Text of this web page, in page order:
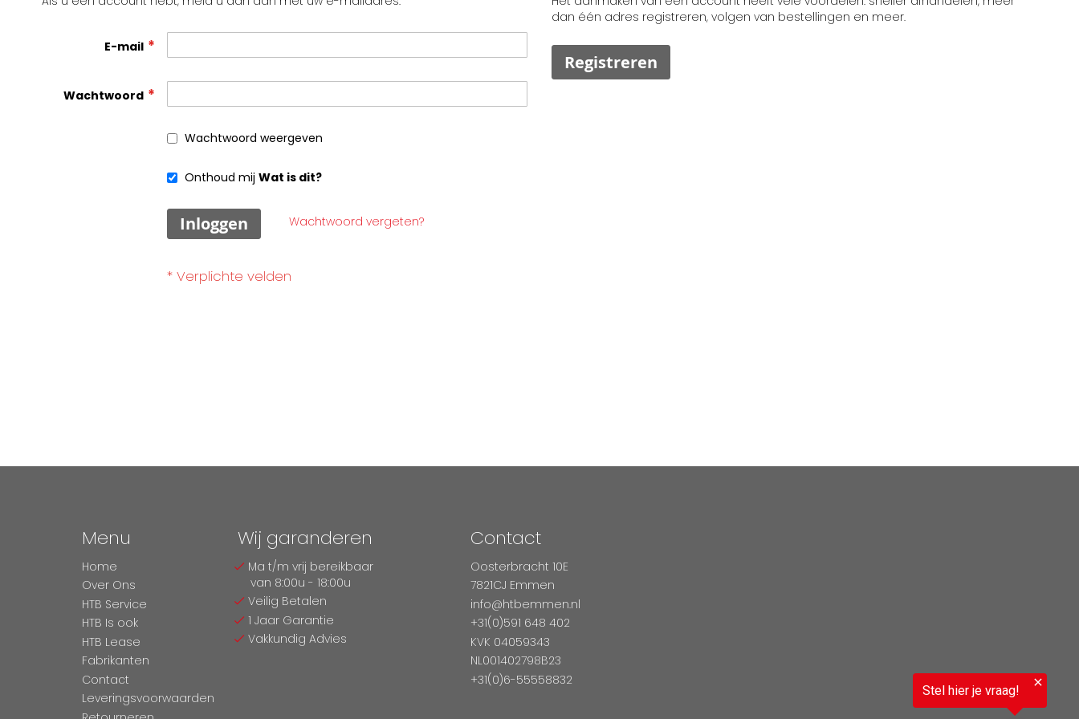
E-mail
Wachtwoord
Wachtwoord weergeven
Onthoud mij Wat is dit?
Inloggen Wachtwoord vergeten?
dan één adres registreren, volgen van bestellingen en meer.
Registreren
Menu
Home
Over Ons
HTB Service
HTB Is ook
HTB Lease
Fabrikanten
Contact
Leveringsvoorwaarden
Wij garanderen
Ma t/m vrij bereikbaar
van 8:00u - 18:00u
Veilig Betalen
1 Jaar Garantie
Vakkundig Advies
Contact
Oosterbracht 10E
7821CJ Emmen
info@htbemmen.nl
+31(0)591 648 402
KVK 04059343
NL001402798B23
+31(0)6-55558832